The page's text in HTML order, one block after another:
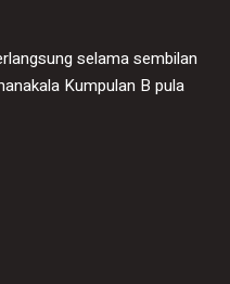
selama sembilan
Kumpulan B pula